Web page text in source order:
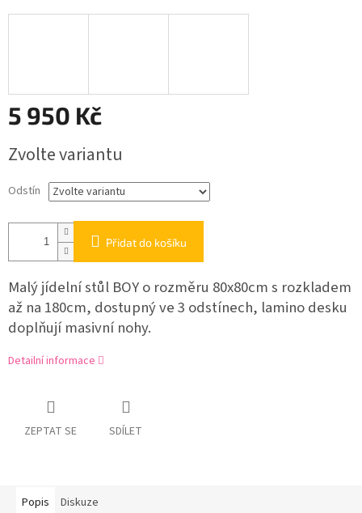
5 950 Kč
cena:
Zvolte variantu
Odstín
Přidat do košíku
Malý jídelní stůl BOY o rozměru 80x80cm s rozkladem
až na 180cm, dostupný ve 3 odstínech, lamino desku
doplňují masivní nohy.
Detailní informace
ZEPTAT SE SDÍLET
Popis Diskuze